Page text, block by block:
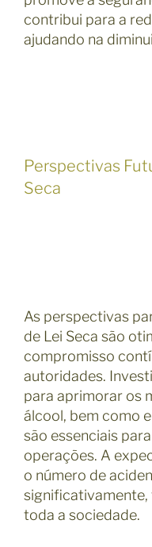
contribui para a
ajudando na
Perspectivas
Seca
As perspectivas
de Lei Seca são
compromisso
autoridades.
para aprimorar os
álcool, bem como
são essenciais
operações. A
o número de
toda a sociedade.